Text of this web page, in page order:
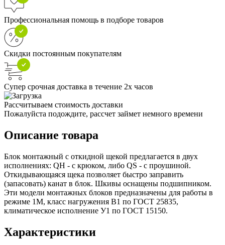
Профессиональная помощь в подборе товаров
Скидки постоянным покупателям
Супер срочная доставка в течение 2х часов
Рассчитываем стоимость доставки
Пожалуйста подождите, рассчет займет немного времени
Описание товара
Блок монтажный с откидной щекой предлагается в двух
исполнениях: QH - с крюком, либо QS - с проушиной.
Откидывающаяся щека позволяет быстро заправить
(запасовать) канат в блок. Шкивы оснащены подшипником.
Эти модели монтажных блоков предназначены для работы в
режиме 1М, класс нагружения В1 по ГОСТ 25835,
климатическое исполнение У1 по ГОСТ 15150.
Характеристики